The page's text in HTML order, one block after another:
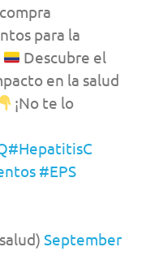
para la
Descubre el
en la salud
¡No te lo
#HepatitisC
#EPS
September